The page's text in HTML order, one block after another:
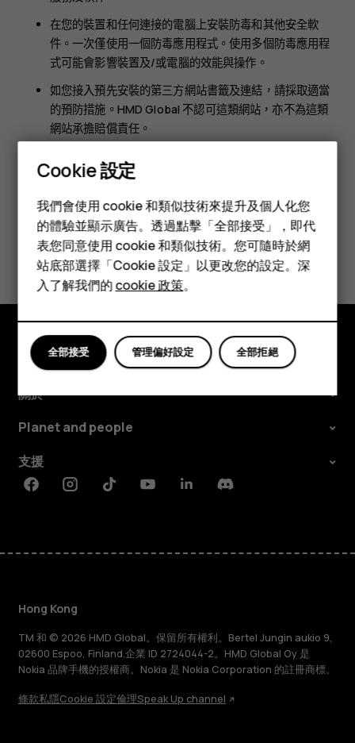
智慧型手機
功能型手機
配件
平板電腦
在您的裝置和任何連接的電腦上安裝防毒和其他安全軟
件。一次僅使用一個防毒應用程式。使用多個防毒應用程
式可能會影響裝置及/或電腦的效能與操作。
如您接入預先安裝的第三方網站書籤及連結，請採取適當
的預防措施。HMD Global 不認可這類網站，亦不為這類
網站承擔賠償責任。
您認為這有幫助嗎？
是 否
探索
關於
Planet and people
支援
FacebookInstagramTiktokYoutubeLinkedinDiscord
Hong Kong
TM 和 © 2026 HMD Global。保留所有權利。Bertel Jungin aukio 9,
02600 Espoo, Finland.企業 ID 2724044-2。HMD Global Oy 是
Nokia 品牌手機的授權商。Nokia 是 Nokia Corporation 的註冊商標。
條款私隱Cookie 設定倫理Speak Up channel
Cookie 設定
我們會使用 cookie 和類似技術來提升及個人化您
的體驗並顯示廣告。透過點擊「全部接受」，即代
表您同意使用 cookie 和類似技術。您可隨時於網
站底部選擇「Cookie 設定」以更改您的設定。深
入了解我們的cookie 政策。
全部拒絕
管理偏好設定
全部接受